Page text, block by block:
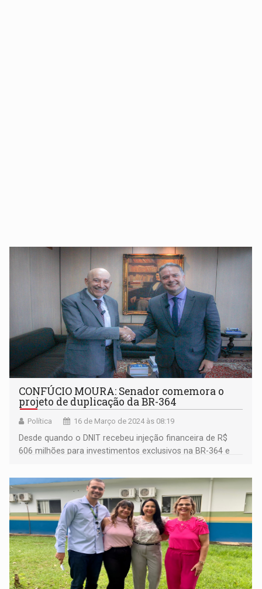
CONFÚCIO MOURA: Senador comemora o
projeto de duplicação da BR-364
Política 16 de Março de 2024 às 08:19
Desde quando o DNIT recebeu injeção financeira de R$
606 milhões para investimentos exclusivos na BR-364 e
Moura (MDB-RO) se entusiasma cada vez mais com a
presença do Ministério dos Transportes em Rondônia.